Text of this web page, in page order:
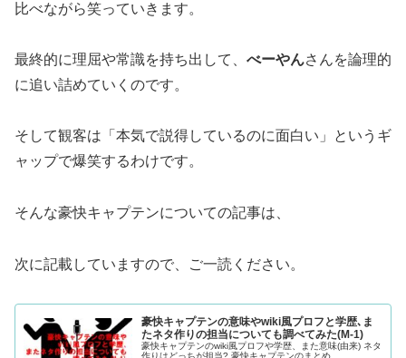
比べながら笑っていきます。
最終的に理屈や常識を持ち出して、 べーやんさんを論理的
に追い詰めていくのです。
そして観客は「本気で説得しているのに面白い」というギ
ャップで爆笑するわけです。
そんな豪快キャプテンについての記事は、
次に記載していますので、ご一読ください。
豪快キャプテンの意味やwiki風プロフと学歴､ま
たネタ作りの担当についても調べてみた(M-1)
豪快キャプテンのwiki風プロフや学歴、また意味(由来) ネタ
作りはどっちが担当? 豪快キャプテンのまとめ